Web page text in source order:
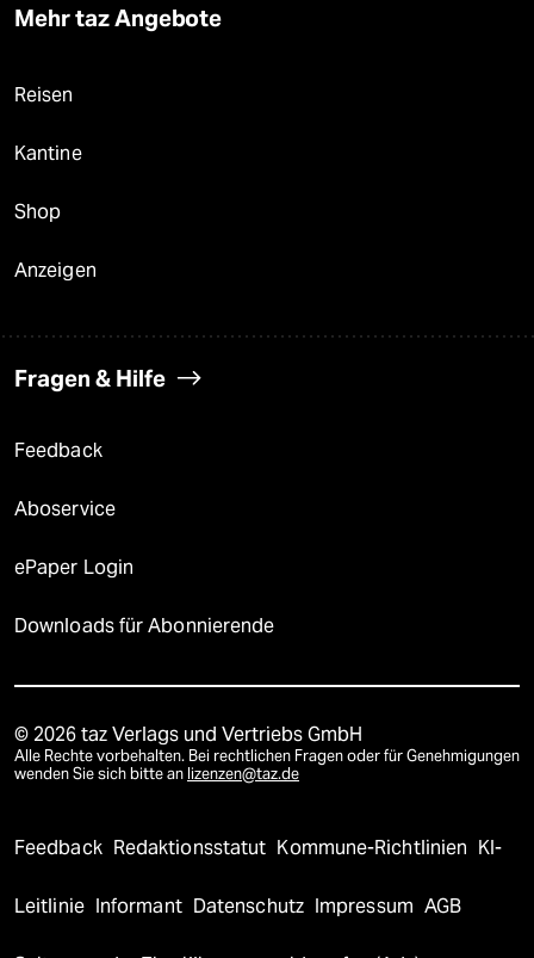
Mehr taz Angebote
Reisen
Kantine
Shop
Anzeigen
Fragen & Hilfe
Feedback
Aboservice
ePaper Login
Downloads für Abonnierende
© 2026 taz Verlags und Vertriebs GmbH
Alle Rechte vorbehalten. Bei rechtlichen Fragen oder für Genehmigungen
wenden Sie sich bitte an lizenzen@taz.de
Feedback Redaktionsstatut Kommune-Richtlinien KI-
Leitlinie Informant Datenschutz Impressum AGB